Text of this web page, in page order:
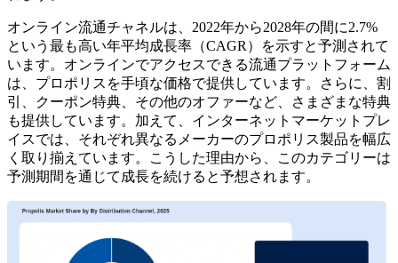
オンライン流通チャネルは、2022年から2028年の間に2.7%
という最も高い年平均成長率（CAGR）を示すと予測されて
います。オンラインでアクセスできる流通プラットフォーム
は、プロポリスを手頃な価格で提供しています。さらに、割
引、クーポン特典、その他のオファーなど、さまざまな特典
も提供しています。加えて、インターネットマーケットプレ
イスでは、それぞれ異なるメーカーのプロポリス製品を幅広
く取り揃えています。こうした理由から、このカテゴリーは
予測期間を通じて成長を続けると予想されます。